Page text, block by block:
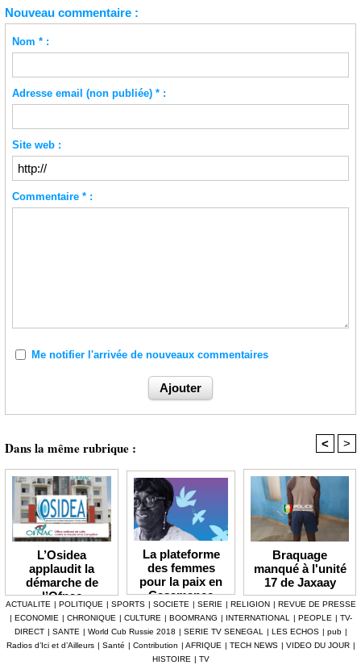
Nouveau commentaire :
Nom * :
Adresse email (non publiée) * :
Site web :
Commentaire * :
Me notifier l'arrivée de nouveaux commentaires
Dans la même rubrique : < >
L’Osidea
applaudit la
démarche de
l’Ofnac
La plateforme
des femmes
pour la paix en
Casamance
lauréate du Prix
Icip 2026
Braquage
manqué à l'unité
17 de Jaxaay
ACTUALITE | POLITIQUE | SPORTS | SOCIETE | SERIE | RELIGION | REVUE DE PRESSE
| ECONOMIE | CHRONIQUE | CULTURE | BOOMRANG | INTERNATIONAL | PEOPLE | TV-
DIRECT | SANTE | World Cub Russie 2018 | SERIE TV SENEGAL | LES ECHOS | pub |
Radios d’Ici et d’Ailleurs | Santé | Contribution | AFRIQUE | TECH NEWS | VIDEO DU JOUR |
HISTOIRE | TV